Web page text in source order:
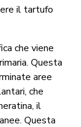
il tartufo
che viene
Questa
aree
che
il
Questa